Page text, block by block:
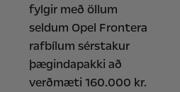
fylgir með öllum
seldum Opel Frontera
rafbílum sérstakur
þægindapakki að
verðmæti 160.000 kr.